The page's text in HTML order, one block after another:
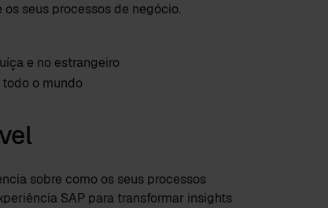
seus processos de negócio.
e no estrangeiro
o mundo
sobre como os seus processos
SAP para transformar insights